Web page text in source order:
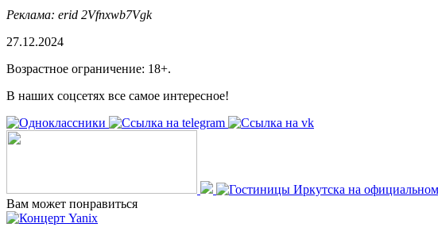
Реклама: erid 2Vfnxwb7Vgk
27.12.2024
Возрастное ограничение: 18+.
В наших соцсетях все самое интересное!
Вам может понравиться